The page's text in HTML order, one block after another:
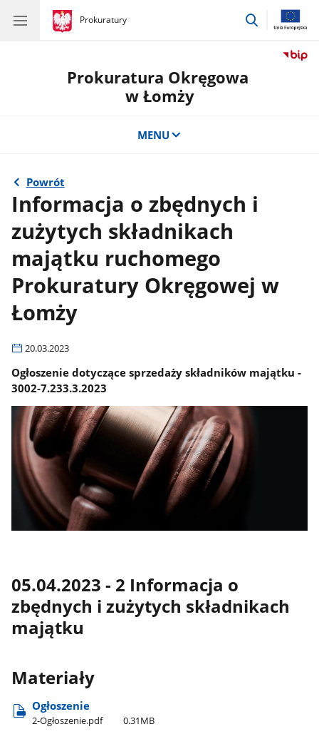
gov.pl
Prokuratury
gov.pl
Prokuratury
przejdź
Prokuratura Okręgowa
w Łomży
MENU
Powrót
Informacja o zbędnych i
zużytych składnikach
majątku ruchomego
Prokuratury Okręgowej w
Łomży
20.03.2023
Ogłoszenie dotyczące sprzedaży składników majątku -
3002-7.233.3.2023
05.04.2023 - 2 Informacja o
zbędnych i zużytych składnikach
majątku
Materiały
Ogłoszenie
2-Ogłoszenie.pdf 0.31MB